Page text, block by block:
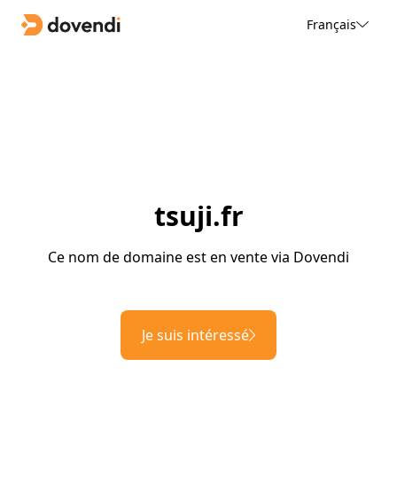
Français
tsuji.fr
Ce nom de domaine est en vente via Dovendi
Je suis intéressé